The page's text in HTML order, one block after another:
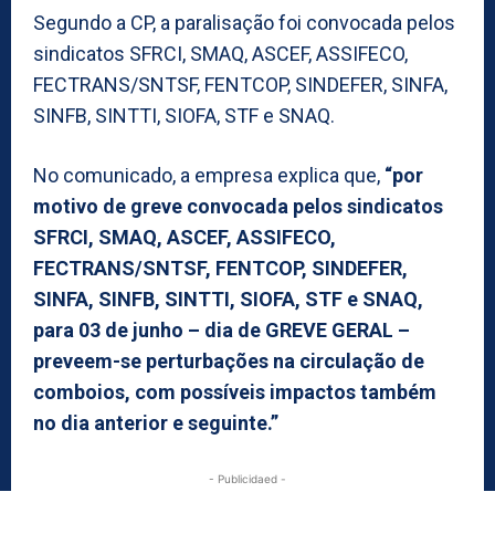
Segundo a CP, a paralisação foi convocada pelos
sindicatos SFRCI, SMAQ, ASCEF, ASSIFECO,
FECTRANS/SNTSF, FENTCOP, SINDEFER, SINFA,
SINFB, SINTTI, SIOFA, STF e SNAQ.
No comunicado, a empresa explica que, “por
motivo de greve convocada pelos sindicatos
SFRCI, SMAQ, ASCEF, ASSIFECO,
FECTRANS/SNTSF, FENTCOP, SINDEFER,
SINFA, SINFB, SINTTI, SIOFA, STF e SNAQ,
para 03 de junho – dia de GREVE GERAL –
preveem-se perturbações na circulação de
comboios, com possíveis impactos também
no dia anterior e seguinte.”
- Publicidaed -